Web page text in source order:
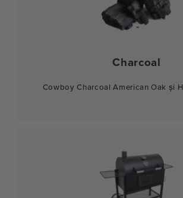
Charcoal
Cowboy Charcoal American Oak și